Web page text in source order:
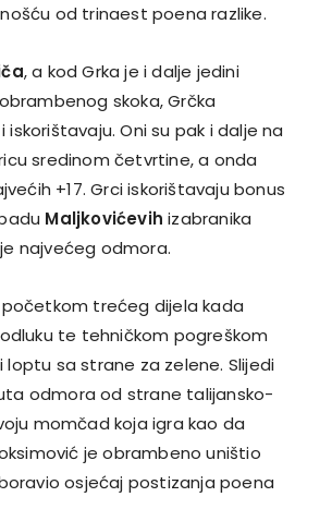
od trinaest poena razlike.
, a kod Grka je i dalje jedini
skoka, Grčka
Oni su pak i dalje na
sredinom četvrtine, a onda
+17. Grci iskorištavaju bonus
Maljkovićevih izabranika
najvećeg odmora.
trećeg dijela kada
te tehničkom pogreškom
sa strane za zelene. Slijedi
odmora od strane talijansko-
momčad koja igra kao da
je obrambeno uništio
osjećaj postizanja poena